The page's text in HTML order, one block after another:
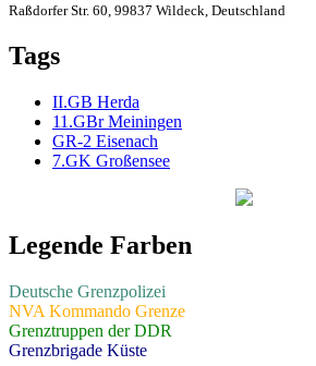
Raßdorfer Str. 60, 99837 Wildeck, Deutschland
Tags
II.GB Herda
11.GBr Meiningen
GR-2 Eisenach
7.GK Großensee
Legende Farben
Deutsche Grenzpolizei
NVA Kommando Grenze
Grenztruppen der DDR
Grenzbrigade Küste